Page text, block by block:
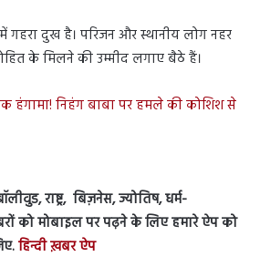
गहरा दुख है। परिजन और स्थानीय लोग नहर
के मिलने की उम्मीद लगाए बैठे हैं।
हंगामा! निहंग बाबा पर हमले की कोशिश से
राष्ट्र, बिज़नेस, ज्योतिष, धर्म-
को मोबाइल पर पढ़ने के लिए हमारे ऐप को
हिन्दी ख़बर ऐप